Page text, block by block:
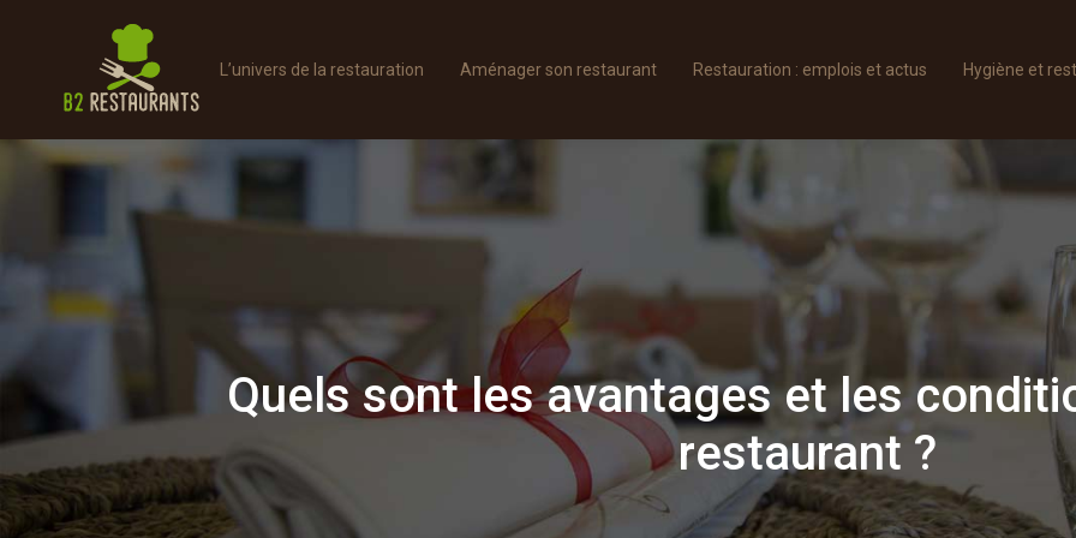
L’univers de la restauration Aménager son restaurant Restauration : emplois et actus Hygiène et
Quels sont les avantages et les
restaurant ?